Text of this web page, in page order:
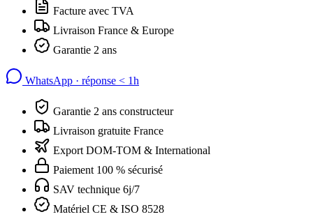
Facture avec TVA
Livraison France & Europe
Garantie 2 ans
WhatsApp · réponse < 1h
Garantie 2 ans constructeur
Livraison gratuite France
Export DOM-TOM & International
Paiement 100 % sécurisé
SAV technique 6j/7
Matériel CE & ISO 8528